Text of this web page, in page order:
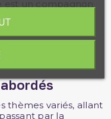
musulman,
préceptes
thèmes variés, allant
par la